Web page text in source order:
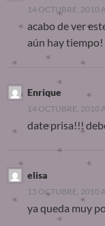
14 OCTUBRE, 2010
acabo de ver
aún hay tiempo!
Enrique
14 OCTUBRE, 2010
date prisa!!!
elisa
15 OCTUBRE, 2010
ya queda muy